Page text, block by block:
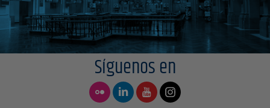
Síguenos en